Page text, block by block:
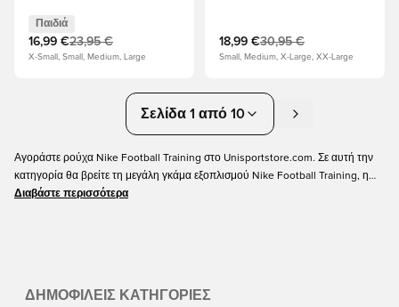
Παιδιά
Παιδιά
16,99 €23,95 €
X-Small, Small, Medium, Large
18,99 €30,95 €
Small, Medium, X-Large, XX-Large
Σελίδα 1 από 10
Αγοράστε ρούχα Nike Football Training στο Unisportstore.com. Σε αυτή την
κατηγορία θα βρείτε τη μεγάλη γκάμα εξοπλισμού Nike Football Training, η
οποία περιλαμβάνει μερικά από τα καλύτερα προπονητικά ρούχα που έχει να
σήμερα σε εξαιρετικές τιμές.
Διαβάστε περισσότερα
ΔΗΜΟΦΙΛΕΊΣ ΚΑΤΗΓΟΡΊΕΣ